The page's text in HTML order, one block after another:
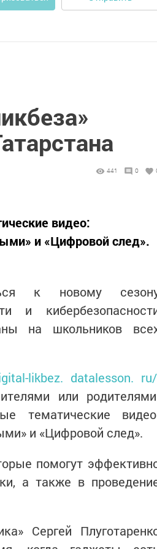
441 0
видео:
и «Цифровой след».
к новому
и
на школьников
likbez. datalesson. ru/
или
тематические
и «Цифровой след».
помогут
а также в
Сергей